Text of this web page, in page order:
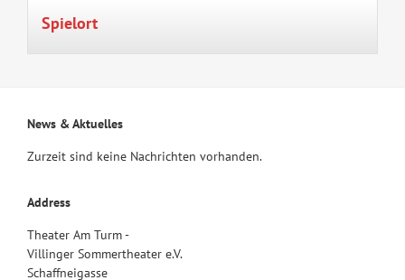
Spielort
News & Aktuelles
Zurzeit sind keine Nachrichten vorhanden.
Address
Theater Am Turm -
Villinger Sommertheater e.V.
Schaffneigasse